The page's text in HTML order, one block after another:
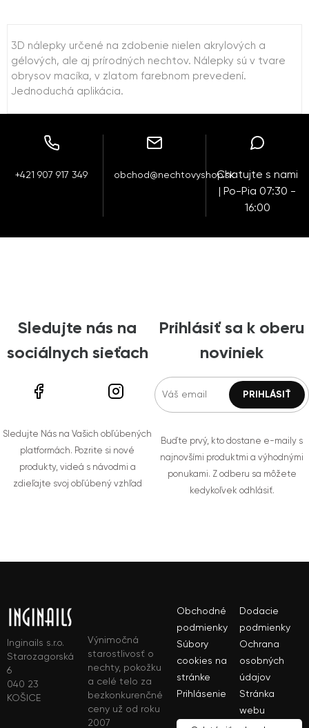
3D nálepky určené na zdobenie nielen akrylových a
gélových, ale aj prírodných nechtov. Nálepky sú v tvare
obrysov macíka, v zlatom farebnom prevedení.
Jednoduchá aplikácia.
+421 907 917 349 obchod@nechtovyshop.skChatujte s nami
| Po-Pia 07:30 -
16:00
Sledujte nás na
sociálnych sieťach
Sledujte Nás na Vašich obľúbených
platformách. Pozrite si nové
produkty, videá s návodmi a
zdieľajte svoj obľúbený vzhľad
Prihlásiť sa k oberu
noviniek
Buďte prvý, kto dostane e-maily s
najnovšími produktmi a výhodnými
ponukami. Z odberu sa môžete
kedykoľvek odhlásiť.
Inginails s.r.o.
Starozagorská
6
040 23
KOŠICE
Výnimočná
starostlivosť o
nechty, pokožku
a celé telo za
bezkonkurenčné
ceny už od roku
2007
Obchodné
podmienky
Dodacie
podmienky
Súbory
cookies na
stránke
Ochrana
osobných
údajov
Prihlásenie
Stránka
webu